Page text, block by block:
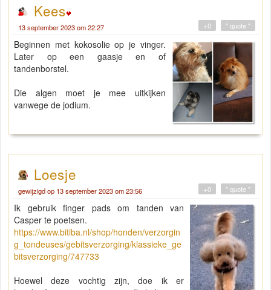
Kees
13 september 2023 om 22:27 " quote "
+0
Beginnen met kokosolie op je vinger.
Later op een gaasje en of
tandenborstel.
Die algen moet je mee uitkijken
vanwege de jodium.
Loesje
gewijzigd op 13 september 2023 om 23:56 " quote "
+0
Ik gebruik finger pads om tanden van
Casper te poetsen.
https://www.bitiba.nl/shop/honden/verzorgin
g_tondeuses/gebitsverzorging/klassieke_ge
bitsverzorging/747733
Hoewel deze vochtig zijn, doe ik er